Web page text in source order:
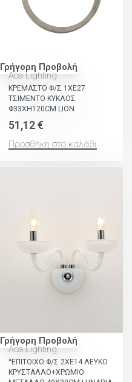
Γρήγορη Προβολή
Aca Lighting
ΚΡΕΜΑΣΤΟ Φ/Σ 1ΧΕ27
ΤΣΙΜΕΝΤΟ ΚΥΚΛΟΣ
Φ33XH120CM LION
51,12€
Προσθήκη στο καλάθι
Γρήγορη Προβολή
Aca Lighting
^ΕΠΙΤΟΙΧΟ Φ/Σ 2ΧΕ14 ΛΕΥΚΟ
ΚΡΥΣΤΑΛΛΟ+ΧΡΩΜΙΟ